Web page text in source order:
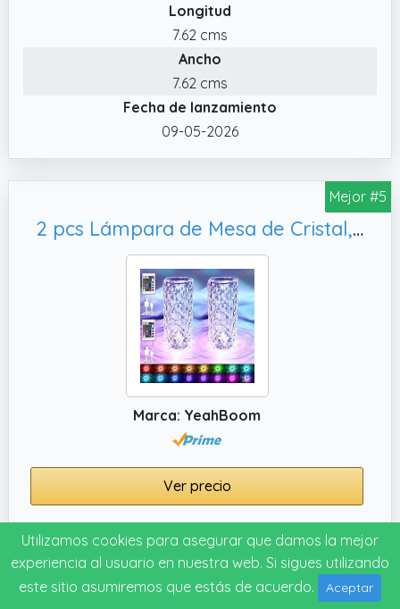
Longitud
7.62 cms
Ancho
7.62 cms
Fecha de lanzamiento
09-05-2026
Mejor #5
2 pcs Lámpara de Mesa de Cristal,Luz Ambiental Recargable
Marca: YeahBoom
Ver precio
Características de esta Lámpara De
Cristal De Colores de YeahBoom
✔️ Tipo De Producto: Lámpara
Utilizamos cookies para asegurar que damos la mejor
experiencia al usuario en nuestra web. Si sigues utilizando
este sitio asumiremos que estás de acuerdo.
Aceptar